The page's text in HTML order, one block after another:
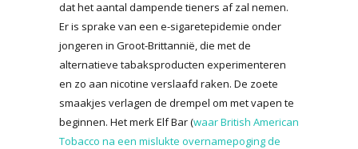
dat het aantal dampende tieners af zal nemen.
Er is sprake van een e-sigaretepidemie onder
jongeren in Groot-Brittannië, die met de
alternatieve tabaksproducten experimenteren
en zo aan nicotine verslaafd raken. De zoete
smaakjes verlagen de drempel om met vapen te
beginnen. Het merk Elf Bar (waar British American
Tobacco na een mislukte overnamepoging de